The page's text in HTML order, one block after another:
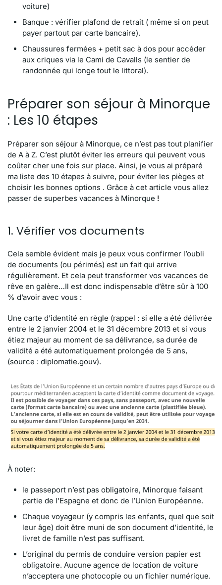
voiture)
Banque : vérifier plafond de retrait ( même si on peut
payer partout par carte bancaire).
Chaussures fermées + petit sac à dos pour accéder
aux criques via le Cami de Cavalls (le sentier de
randonnée qui longe tout le littoral).
Préparer son séjour à Minorque
: Les 10 étapes
Préparer son séjour à Minorque, ce n’est pas tout planifier
de A à Z. C’est plutôt éviter les erreurs qui peuvent vous
coûter cher une fois sur place. Ainsi, je vous ai préparé
ma liste des 10 étapes à suivre, pour éviter les pièges et
choisir les bonnes options . Grâce à cet article vous allez
passer de superbes vacances à Minorque !
1. Vérifier vos documents
Cela semble évident mais je peux vous confirmer l’oubli
de documents (ou périmés) est un fait qui arrive
régulièrement. Et cela peut transformer vos vacances de
rêve en galère…Il est donc indispensable d’être sûr à 100
% d’avoir avec vous :
Une carte d’identité en règle (rappel : si elle a été délivrée
entre le 2 janvier 2004 et le 31 décembre 2013 et si vous
étiez majeur au moment de sa délivrance, sa durée de
validité a été automatiquement prolongée de 5 ans,
(source : diplomatie.gouv).
À noter:
le passeport n’est pas obligatoire, Minorque faisant
partie de l’Espagne et donc de l’Union Européenne.
Chaque voyageur (y compris les enfants, quel que soit
leur âge) doit être muni de son document d’identité, le
livret de famille n’est pas suffisant.
L’original du permis de conduire version papier est
obligatoire. Aucune agence de location de voiture
n’acceptera une photocopie ou un fichier numérique.